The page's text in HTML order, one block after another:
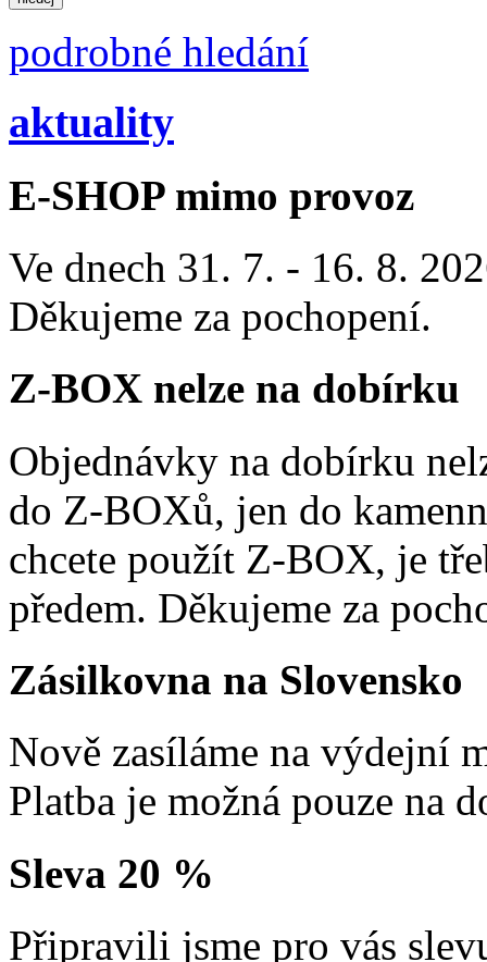
podrobné hledání
aktuality
E-SHOP mimo provoz
Ve dnech 31. 7. - 16. 8.
Děkujeme za pochopení.
Z-BOX nelze na dobírku
Objednávky na dobírku
do Z-BOXů, jen do
chcete použít Z-BOX, je
předem. Děkujeme za
Zásilkovna na Slovensko
Nově zasíláme na výdejní
Platba je možná pouze na
Sleva 20 %
Připravili jsme pro vás